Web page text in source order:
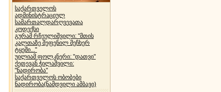
საქართველოს
ადმინისტრაციულ
სამართალდარღვევათა
კოდექსი
გურამ რჩეულიშვილი: "მთის
კალთაზე შეფენილ მეჩხერ
ტყეში..."
უილიამ ფოლკნერი: "დათვი"
ქეთევან ჭილაშვილი:
"ნადირობა"
საქართველოს ობობები
ნადირობა(ნამდვილი ამბავი)